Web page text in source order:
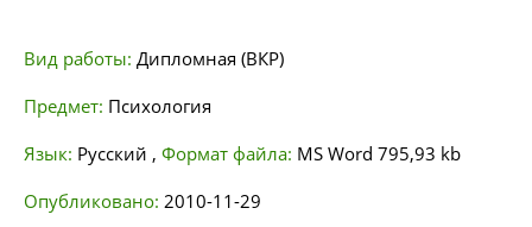
Вид работы: Дипломная (ВКР)
Предмет: Психология
Язык: Русский , Формат файла: MS Word 795,93 kb
Опубликовано: 2010-11-29